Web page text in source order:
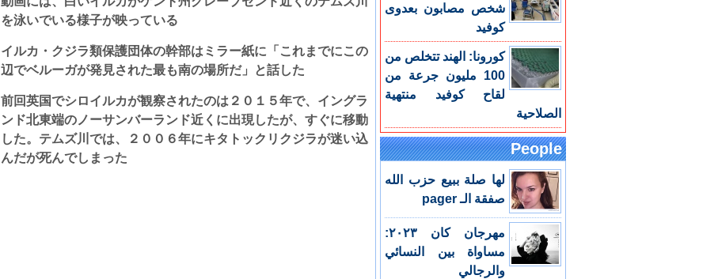
شخص مصابون بعدوى
كوفيد
كورونا: الهند تتخلص من
100 مليون جرعة من
لقاح كوفيد منتهية
الصلاحية
People
لها صلة ببيع حزب الله
صفقة الـ pager
مهرجان كان ٢٠٢٣:
مساواة بين النسائي
والرجالي
を泳いでいる様子が映っている
イルカ・クジラ類保護団体の幹部はミラー紙に「これまでにこの
辺でベルーガが発見された最も南の場所だ」と話した
前回英国でシロイルカが観察されたのは２０１５年で、イングラ
ンド北東端のノーサンバーランド近くに出現したが、すぐに移動
した。テムズ川では、２００６年にキタトックリクジラが迷い込
んだが死んでしまった